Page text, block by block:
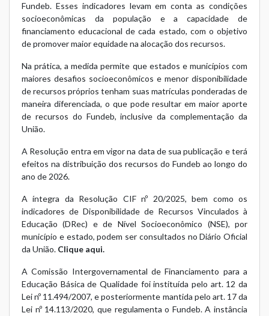
Fundeb. Esses indicadores levam em conta as condições
socioeconômicas da população e a capacidade de
financiamento educacional de cada estado, com o objetivo
de promover maior equidade na alocação dos recursos.
Na prática, a medida permite que estados e municípios com
maiores desafios socioeconômicos e menor disponibilidade
de recursos próprios tenham suas matrículas ponderadas de
maneira diferenciada, o que pode resultar em maior aporte
de recursos do Fundeb, inclusive da complementação da
União.
A Resolução entra em vigor na data de sua publicação e terá
efeitos na distribuição dos recursos do Fundeb ao longo do
ano de 2026.
A íntegra da Resolução CIF nº 20/2025, bem como os
indicadores de Disponibilidade de Recursos Vinculados à
Educação (DRec) e de Nível Socioeconômico (NSE), por
município e estado, podem ser consultados no Diário Oficial
da União. Clique aqui.
A Comissão Intergovernamental de Financiamento para a
Educação Básica de Qualidade foi instituída pelo art. 12 da
Lei nº 11.494/2007, e posteriormente mantida pelo art. 17 da
Lei nº 14.113/2020, que regulamenta o Fundeb. A instância